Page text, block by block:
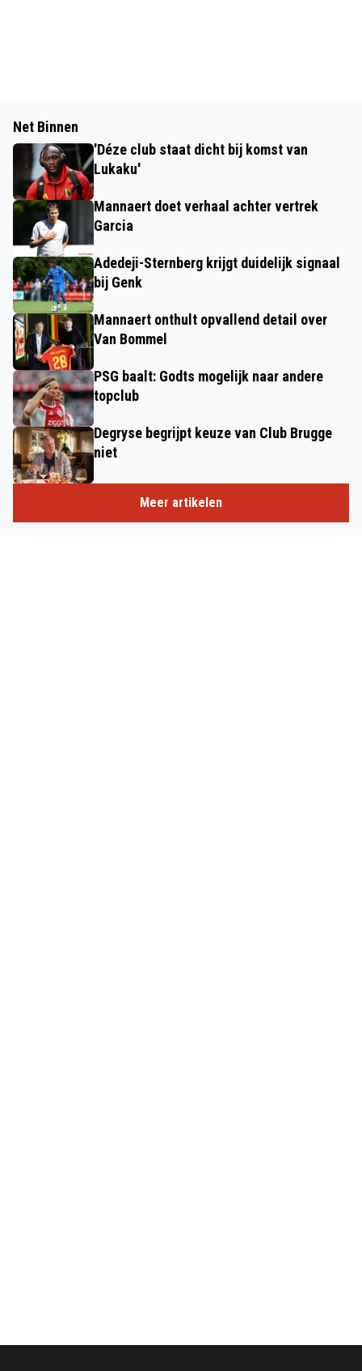
Net Binnen
'Déze club staat dicht bij komst van
Lukaku'
Mannaert doet verhaal achter vertrek
Garcia
Adedeji-Sternberg krijgt duidelijk signaal
bij Genk
Mannaert onthult opvallend detail over
Van Bommel
PSG baalt: Godts mogelijk naar andere
topclub
Degryse begrijpt keuze van Club Brugge
niet
Meer artikelen